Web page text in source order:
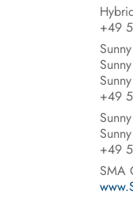
+49
+49
+49
SMA